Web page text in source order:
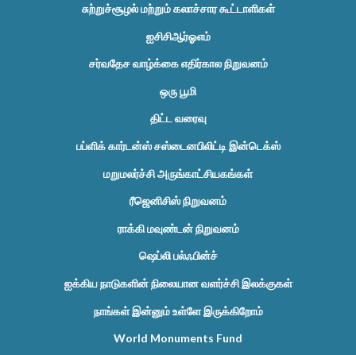
சுற்றுச்சூழல் மற்றும் கலாச்சார கூட்டாளிகள்
ஐசிசிஆர்ஓஎம்
சர்வதேச வாழ்க்கை எதிர்கால நிறுவனம்
ஒரு பூமி
திட்ட வரைவு
பப்ளிக் கார்டன்ஸ் சஸ்டைனபிலிட்டி இன்டெக்ஸ்
மறுமலர்ச்சி அருங்காட்சியகங்கள்
ரீஜெனிசிஸ் நிறுவனம்
ராக்கி மவுண்டன் நிறுவனம்
ஷெப்லி பல்ஃபின்ச்
ஐக்கிய நாடுகளின் நிலையான வளர்ச்சி இலக்குகள்
நாங்கள் இன்னும் உள்ளே இருக்கிறோம்
World Monuments Fund